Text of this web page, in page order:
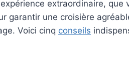
extraordinaire, que
garantir une croisière
Voici cinq conseils